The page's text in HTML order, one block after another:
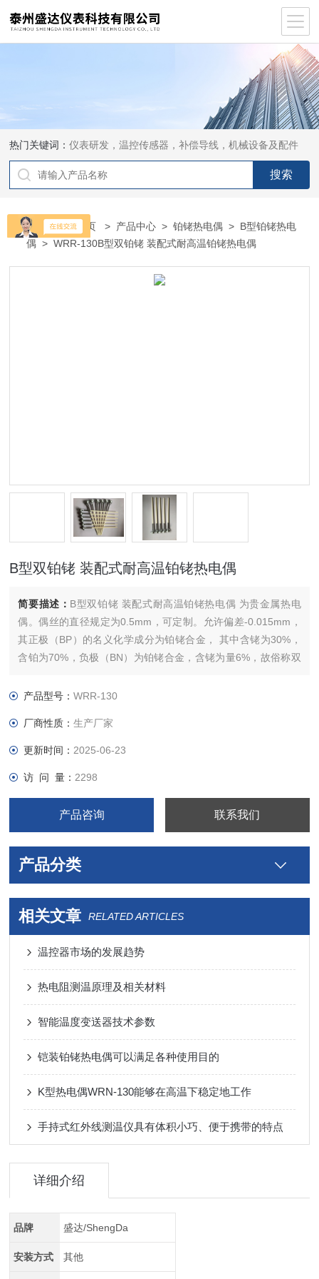
热门关键词：仪表研发，温控传感器，补偿导线，机械设备及配件
当前位置：首页 > 产品中心 >铂铑热电偶 > B型铂铑热电
偶 > WRR-130B型双铂铑 装配式耐高温铂铑热电偶
B型双铂铑 装配式耐高温铂铑热电偶
简要描述： B型双铂铑 装配式耐高温铂铑热电偶 为贵金属热电
偶。偶丝的直径规定为0.5mm，可定制。允许偏差-0.015mm，
其正极（BP）的名义化学成分为铂铑合金， 其中含铑为30%，
含铂为70%，负极（BN）为铂铑合金，含铑为量6%，故俗称双
使用温度 为1800℃。
产品型号：WRR-130
厂商性质：生产厂家
更新时间： 2025-06-23
访 问 量： 2298
产品咨询 联系我们
产品分类
相关文章 RELATED ARTICLES
温控器市场的发展趋势
热电阻测温原理及相关材料
智能温度变送器技术参数
铠装铂铑热电偶可以满足各种使用目的
K型热电偶WRN-130能够在高温下稳定地工作
手持式红外线测温仪具有体积小巧、便于携带的特点
详细介绍
品牌 盛达/ShengDa
安装方式 其他